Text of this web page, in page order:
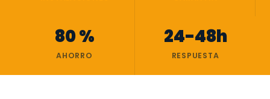
80 %
AHORRO
24-48h
RESPUESTA